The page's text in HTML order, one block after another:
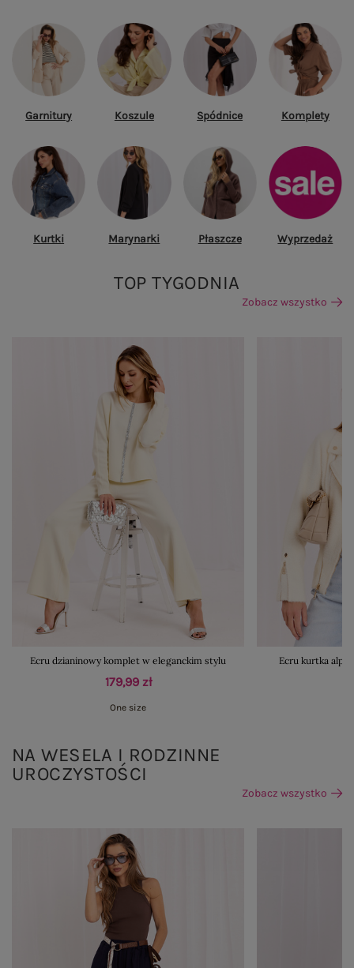
Garnitury Koszule Spódnice Komplety
Kurtki Marynarki Płaszcze Wyprzedaż
TOP TYGODNIA
Zobacz wszystko
Ecru dzianinowy komplet w eleganckim stylu
179,99 zł
One size
Ecru kurtka
NA WESELA I RODZINNE
UROCZYSTOŚCI
Zobacz wszystko